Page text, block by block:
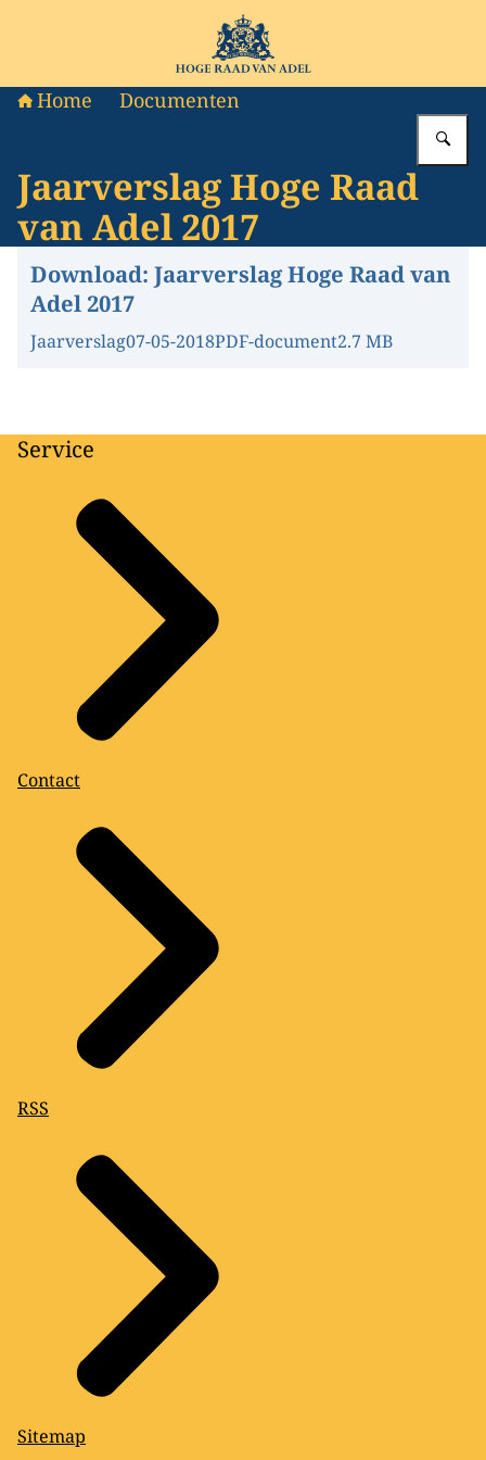
Naar de homepage van Hoge Raad van Adel
Home Documenten
Jaarverslag Hoge Raad
van Adel 2017
Download: Jaarverslag Hoge Raad van
Adel 2017
Jaarverslag07-05-2018PDF-document2.7 MB
Service
Contact
RSS
Sitemap